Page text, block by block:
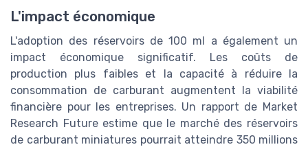
L'impact économique
L'adoption des réservoirs de 100 ml a également un
impact économique significatif. Les coûts de
production plus faibles et la capacité à réduire la
consommation de carburant augmentent la viabilité
financière pour les entreprises. Un rapport de Market
Research Future estime que le marché des réservoirs
de carburant miniatures pourrait atteindre 350 millions